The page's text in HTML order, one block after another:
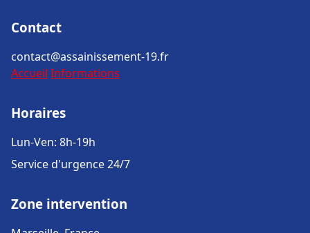
Contact
contact@assainissement-19.fr
Accueil Informations
Horaires
Lun-Ven: 8h-19h
Service d'urgence 24/7
Zone intervention